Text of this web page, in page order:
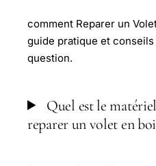
comment Reparer un
guide pratique et
question.
Quel est le
reparer un volet en